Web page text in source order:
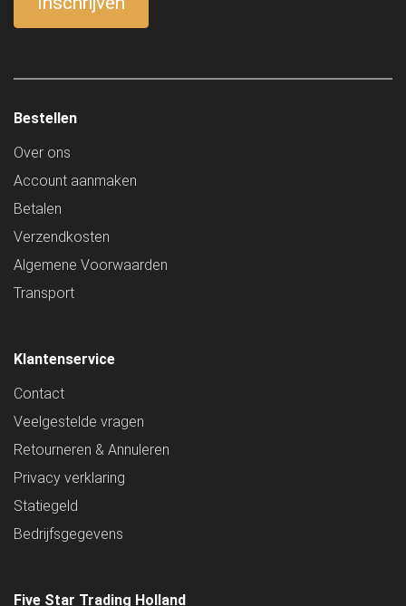
Bestellen
Over ons
Account aanmaken
Betalen
Verzendkosten
Algemene Voorwaarden
Transport
Klantenservice
Contact
Veelgestelde vragen
Retourneren & Annuleren
Privacy verklaring
Statiegeld
Bedrijfsgegevens
Five Star Trading Holland